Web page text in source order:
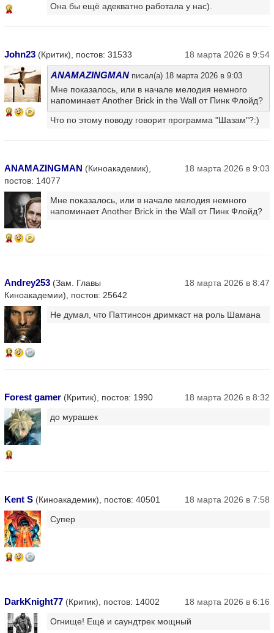
7
Она бы ещё адекватно работала у нас).
John23 (Критик), постов: 31533 18 марта 2026 в 9:54
9
ANAMAZINGMAN писал(а) 18 марта 2026 в 9:03
Мне показалось, или в начале мелодия немного
напоминает Another Brick in the Wall от Пинк Флойд?
Что по этому поводу говорит программа "Шазам"?:)
ANAMAZINGMAN (Киноакадемик),
постов: 14077
18 марта 2026 в 9:03
6
Мне показалось, или в начале мелодия немного
напоминает Another Brick in the Wall от Пинк Флойд?
Andrey253 (Зам. Главы
Киноакадемии), постов: 25642
18 марта 2026 в 8:47
12
Не думал, что Паттинсон дримкаст на роль Шамана
Forest gamer (Критик), постов: 1990 18 марта 2026 в 8:32
16
до мурашек
Kent S (Киноакадемик), постов: 40501 18 марта 2026 в 7:58
14
Супер
DarkKnight77 (Критик), постов: 14002 18 марта 2026 в 6:16
Огнище! Ещё и саундтрек мощный